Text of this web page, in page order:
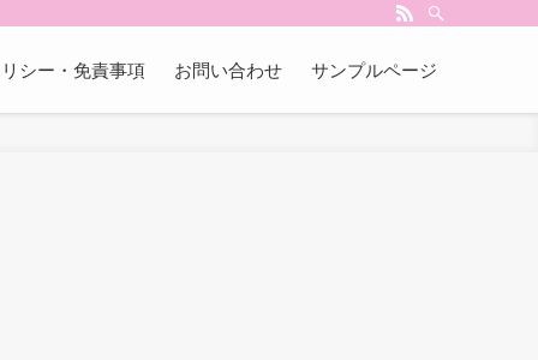
シー・免責事項 お問い合わせ サンプルページ